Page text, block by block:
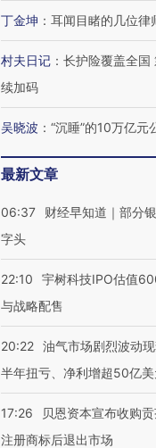
丁金坤 ： 耳闻目睹的几位律
村夫日记 ： 长护险覆盖全国
续加码
吴晓波 ： “沉睡”的10万亿元
最新文章
06:37
财经早知道｜部分
字头
22:10
宇树科技IPO估值
与战略配售
20:22 油气市场剧烈波动
半年扭亏、净利增超50亿
17:26
贝恩资本宣布收购
注册商标后退出市场